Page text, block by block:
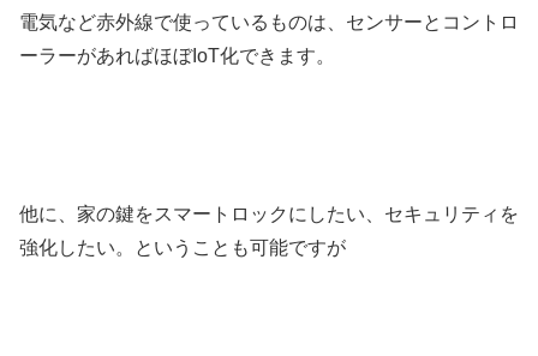
電気など赤外線で使っているものは、センサーとコントロ
ーラーがあればほぼIoT化できます。
他に、家の鍵をスマートロックにしたい、セキュリティを
強化したい。ということも可能ですが